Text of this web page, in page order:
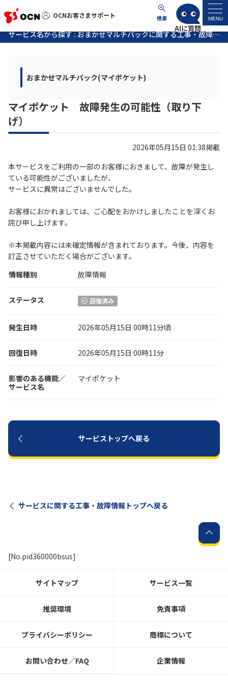
OCNお客さまサポート 検索 MENU
OCNお客さまサポート
マイページ
サポートトップ
サービス名から探す
よくあるご質問
工事・故障情報
各種ダウンロード
お問い合わせ
履歴・お気に入り
お知らせ
NTTドコモビジネスのお客さ
サービス名から探す : おまかせマルチパックに関する工事・故障情報
おまかせマルチパック(マイポケット)
マイポケット 故障発生の可能性（取り下
げ）
2026年05月15日 01:38掲載
本サービスをご利用の一部のお客様におきまして、故障が発生し
ている可能性がございましたが、
サービスに異常はございませんでした。
お客様におかれましては、ご心配をおかけしましたことを深くお
詫び申し上げます。
※本掲載内容には未確定情報が含まれております。今後、内容を
訂正させていただく場合がございます。
情報種別
故障情報
ステータス 回復済み
発生日時 2026年05月15日 00時11分頃
回復日時 2026年05月15日 00時11分
影響のある機能／
サービス名
マイポケット
サービストップへ戻る
サービスに関する工事・故障情報トップへ戻る
[No.pid360000bsus]
サイトマップ サービス一覧
推奨環境 免責事項
プライバシーポリシー 商標について
お問い合わせ／FAQ 企業情報